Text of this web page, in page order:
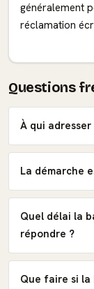
généralement
réclamation
Questions
À qui
La démarche
Quel délai la
répondre ?
Que faire si la